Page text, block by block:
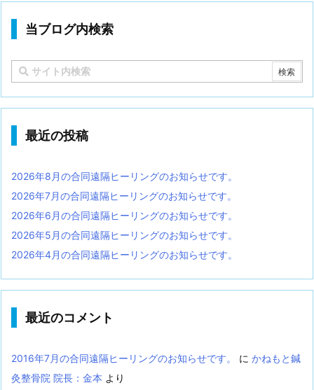
当ブログ内検索
最近の投稿
2026年8月の合同遠隔ヒーリングのお知らせです。
2026年7月の合同遠隔ヒーリングのお知らせです。
2026年6月の合同遠隔ヒーリングのお知らせです。
2026年5月の合同遠隔ヒーリングのお知らせです。
2026年4月の合同遠隔ヒーリングのお知らせです。
最近のコメント
2016年7月の合同遠隔ヒーリングのお知らせです。 に かねもと鍼
灸整骨院 院長：金本 より